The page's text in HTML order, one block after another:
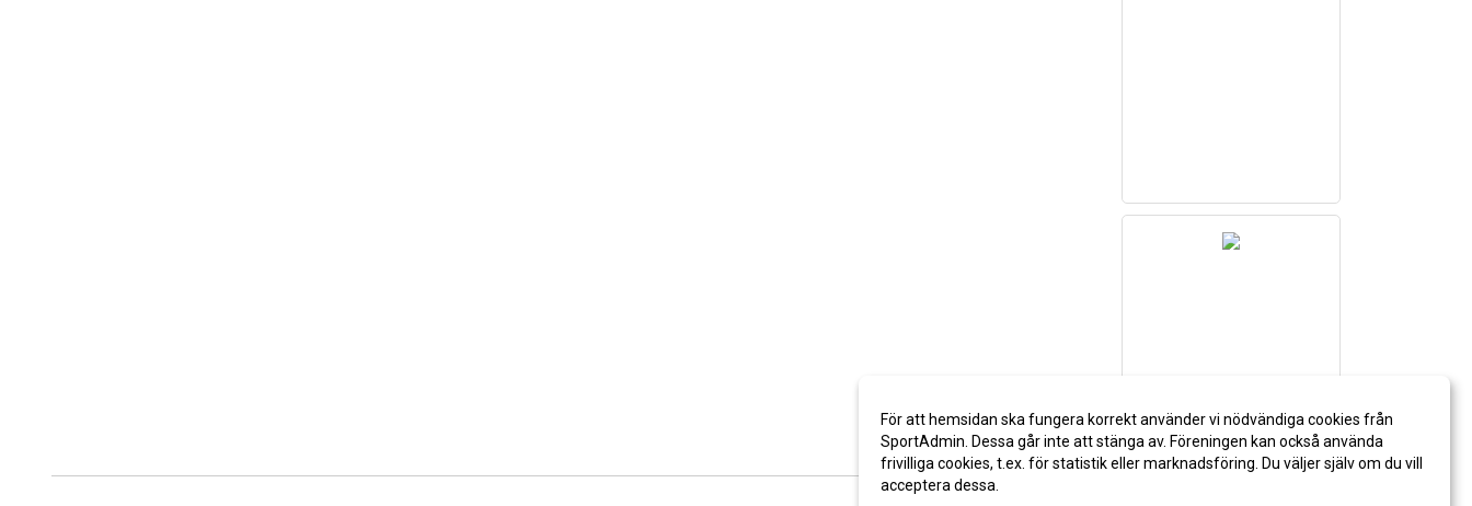
För att hemsidan ska fungera korrekt använder vi nödvändiga cookies från
SportAdmin. Dessa går inte att stänga av. Föreningen kan också använda
frivilliga cookies, t.ex. för statistik eller marknadsföring. Du väljer själv om du vill
acceptera dessa.